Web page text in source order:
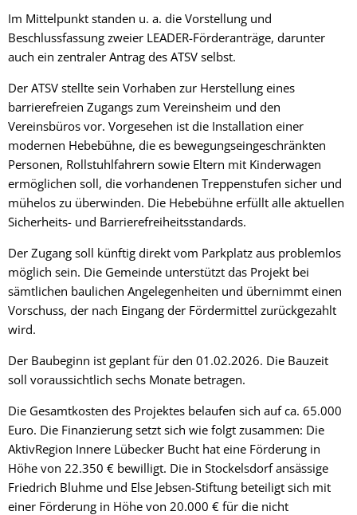
Im Mittelpunkt standen u. a. die Vorstellung und
Beschlussfassung zweier LEADER-Förderanträge, darunter
auch ein zentraler Antrag des ATSV selbst.
Der ATSV stellte sein Vorhaben zur Herstellung eines
barrierefreien Zugangs zum Vereinsheim und den
Vereinsbüros vor. Vorgesehen ist die Installation einer
modernen Hebebühne, die es bewegungseingeschränkten
Personen, Rollstuhlfahrern sowie Eltern mit Kinderwagen
ermöglichen soll, die vorhandenen Treppenstufen sicher und
mühelos zu überwinden. Die Hebebühne erfüllt alle aktuellen
Sicherheits- und Barrierefreiheitsstandards.
Der Zugang soll künftig direkt vom Parkplatz aus problemlos
möglich sein. Die Gemeinde unterstützt das Projekt bei
sämtlichen baulichen Angelegenheiten und übernimmt einen
Vorschuss, der nach Eingang der Fördermittel zurückgezahlt
wird.
Der Baubeginn ist geplant für den 01.02.2026. Die Bauzeit
soll voraussichtlich sechs Monate betragen.
Die Gesamtkosten des Projektes belaufen sich auf ca. 65.000
Euro. Die Finanzierung setzt sich wie folgt zusammen: Die
AktivRegion Innere Lübecker Bucht hat eine Förderung in
Höhe von 22.350 € bewilligt. Die in Stockelsdorf ansässige
Friedrich Bluhme und Else Jebsen-Stiftung beteiligt sich mit
einer Förderung in Höhe von 20.000 € für die nicht